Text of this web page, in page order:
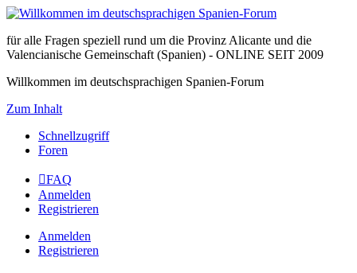
für alle Fragen speziell rund um die Provinz Alicante und die
Valencianische Gemeinschaft (Spanien) - ONLINE SEIT 2009
Willkommen im deutschsprachigen Spanien-Forum
Zum Inhalt
Schnellzugriff
Foren
FAQ
Anmelden
Registrieren
Anmelden
Registrieren